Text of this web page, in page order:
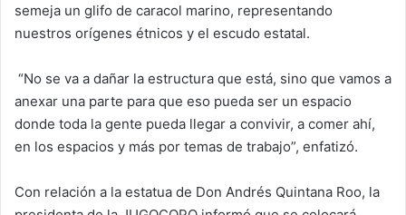
semeja un glifo de caracol marino, representando
nuestros orígenes étnicos y el escudo estatal.
“No se va a dañar la estructura que está, sino que vamos a
anexar una parte para que eso pueda ser un espacio
donde toda la gente pueda llegar a convivir, a comer ahí,
en los espacios y más por temas de trabajo”, enfatizó.
Con relación a la estatua de Don Andrés Quintana Roo, la